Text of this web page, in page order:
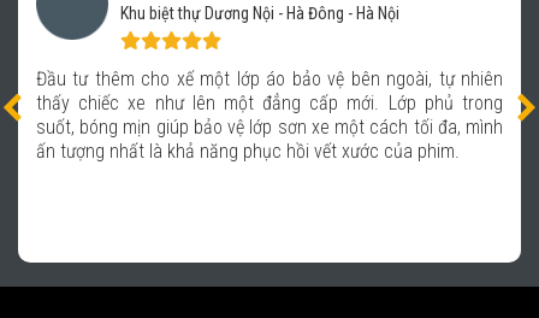
Khu biệt thự Dương Nội - Hà Đông - Hà Nội
Đầu tư thêm cho xế một lớp áo bảo vệ bên ngoài, tự nhiên
thấy chiếc xe như lên một đẳng cấp mới. Lớp phủ trong
suốt, bóng mịn giúp bảo vệ lớp sơn xe một cách tối đa, mình
ấn tượng nhất là khả năng phục hồi vết xước của phim.